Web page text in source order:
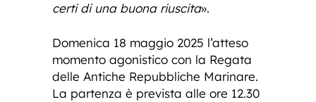
certi di una buona riuscita».
Domenica 18 maggio 2025 l’atteso
momento agonistico con la Regata
delle Antiche Repubbliche Marinare.
La partenza è prevista alle ore 12.30